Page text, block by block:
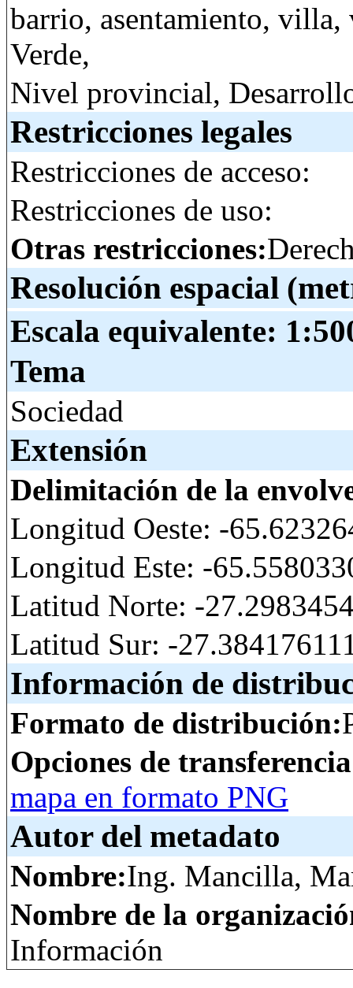
barrio, asentamiento,
Verde,
Nivel provincial,
Restricciones legales
Restricciones de acceso:
Restricciones de uso:
Otras restricciones:
Resolución espacial
Escala equivalente:
Tema
Sociedad
Extensión
Delimitación de la
Longitud Oeste: -
Longitud Este: -
Latitud Norte: -
Latitud Sur: -
Información de
Formato de distribución:
Opciones de
mapa en formato PNG
Autor del metadato
Nombre:Ing. Mancilla,
Nombre de la
Información